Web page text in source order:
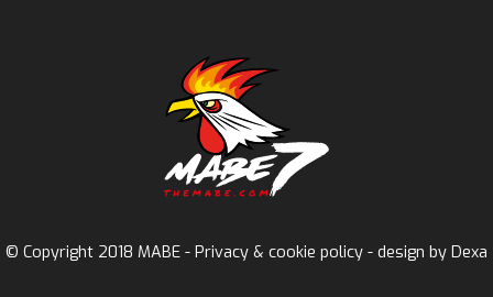
© Copyright 2018 MABE - Privacy & cookie policy - design by Dexa